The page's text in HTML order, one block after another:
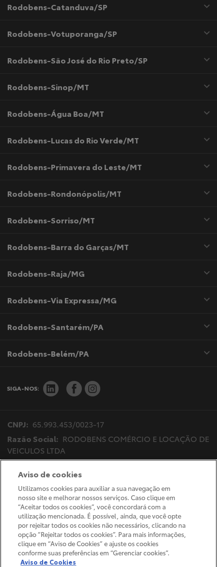
Rodobens-Catanduva/SP
Rodobens-Votuporanga/SP
Rodobens-São José do Rio Preto/SP
Rodobens-Sinop/MT
Rodobens-Água Boa/MT
Rodobens-Lucas do Rio Verde/MT
Rodobens-Primavera do Leste/MT
Rodobens-Rondonópolis/MT
Rodobens-Sorriso/MT
Rodobens-Barra do Garças/MT
Rodobens-Raja/MG
Rodobens-Via Expressa/MG
Rodobens-Santarém/PA
Rodobens-Belém/PA
SIGA-NOS:
CNPJ: 65.993.453/0023-17
Razão Social: RODOBENS COMÉRCIO E LOCAÇÃO DE
VEICULOS LTDA
- São José do Rio Preto-SP
Desacelere. Seu bem maior é a vida.
© Copyright 2026
Aviso de cookies
Utilizamos cookies para auxiliar a sua navegação em
nosso site e melhorar nossos serviços. Caso clique em
“Aceitar todos os cookies”, você concordará com a
utilização mencionada. É possível, ainda, que você opte
por rejeitar todos os cookies não necessários, clicando na
opção “Rejeitar todos os cookies”. Para mais informações,
clique em “Aviso de Cookies” e ajuste os cookies
conforme suas preferências em “Gerenciar cookies”.
Aviso de Cookies